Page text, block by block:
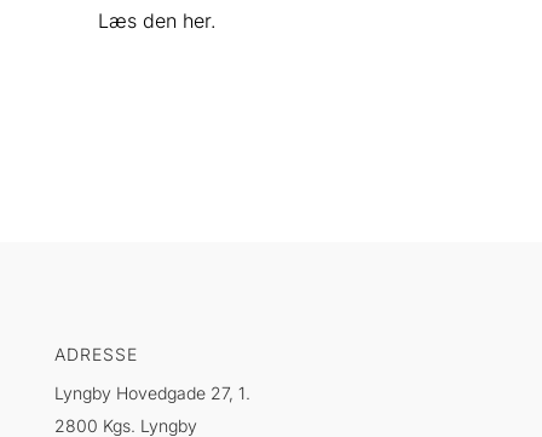
Læs den her.
ADRESSE
Lyngby Hovedgade 27, 1.
2800 Kgs. Lyngby